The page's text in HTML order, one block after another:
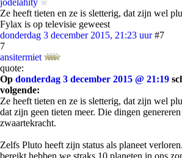
jodelahity
Ze heeft tieten en ze is sletterig, dat zijn wel
Fylax is op televisie geweest
donderdag 3 december 2015, 21:23 uur #7
7
ansitermiet
quote:
Op donderdag 3 december 2015 @ 21:19
volgende:
Ze heeft tieten en ze is sletterig, dat zijn wel
dat zijn geen tieten meer. Die dingen
zwaartekracht.
Zelfs Pluto heeft zijn status als planeet
bereikt hebben we straks 10 planeten in ons